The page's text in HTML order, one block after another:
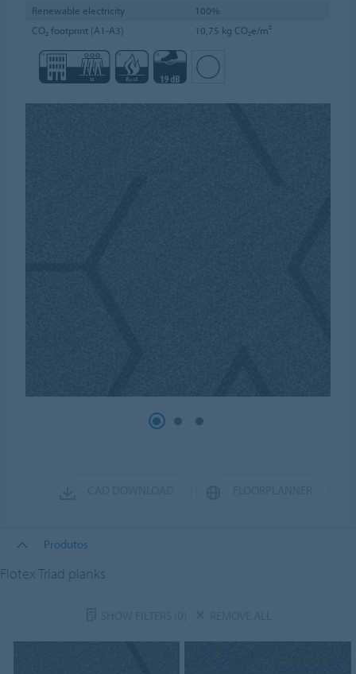
Renewable electricity
100%
CO₂ footprint (A1-A3)
10,75 kg CO₂e/m²
Produtos
Flotex Triad planks